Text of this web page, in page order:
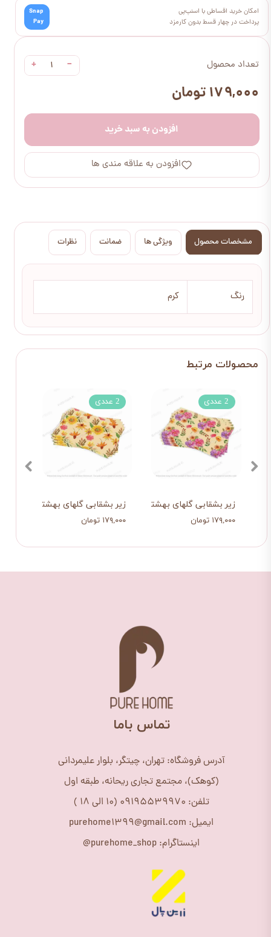
تعداد محصول −
+
۱۷۹,۰۰۰ تومان
افزودن به سبد خرید
افزودن به علاقه مندی ها
امکان خرید اقساطی با اسنپ‌پی
پرداخت در چهار قسط بدون کارمزد
Snap
Pay
مشخصات محصول ویژگی ها ضمانت نظرات
رنگ کرم
زیر بشقابی گلهای بهشتی
۱۷۹,۰۰۰ تومان
2 عددی
زیر بشقابی گلهای بهشتی 2
۱۷۹,۰۰۰ تومان
2 عددی
​تماس باما
آدرس فروشگاه: تهران، چیتگر، بلوار علیمردانی
(کوهک)، مجتمع تجاری ریحانه، طبقه اول
تلفن: 09195539970 (10 الی 18 )
ایمیل: purehome1399@gmail.com
اینستاگرام: purehome_shop@